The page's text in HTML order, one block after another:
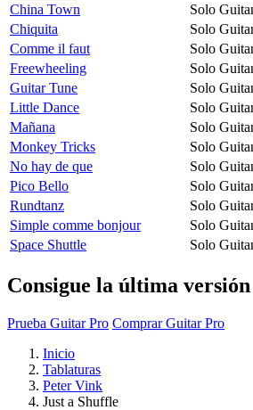
China Town
Solo
Chiquita
Solo
Comme il faut
Solo
Freewheeling
Solo
Guitar Tune
Solo
Little Dance
Solo
Mañana
Solo
Monkey Tricks
Solo
No hay de que
Solo
Pico Bello
Solo
Rundtanz
Solo
Simple comme bonjour
Solo
Space Shuttle
Solo
Consigue la última
Prueba Guitar Pro Comprar Guitar Pro
Inicio
Tablaturas
Peter Vink
Just a Shuffle